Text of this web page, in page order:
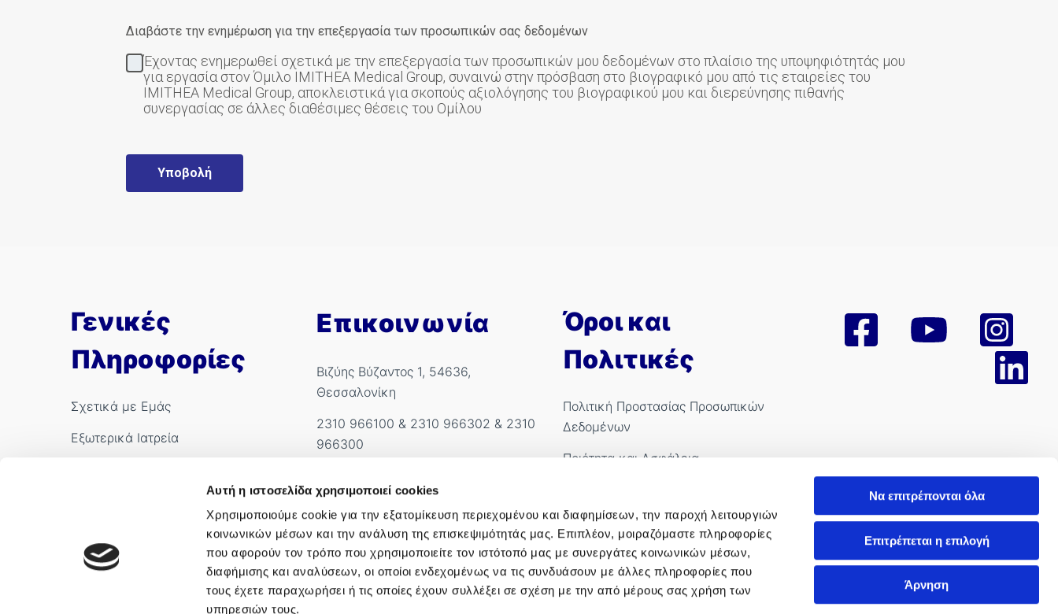
Αυτή η ιστοσελίδα χρησιμοποιεί cookies
Χρησιμοποιούμε cookie για την εξατομίκευση περιεχομένου και διαφημίσεων, την παροχή λειτουργιών
κοινωνικών μέσων και την ανάλυση της επισκεψιμότητάς μας. Επιπλέον, μοιραζόμαστε πληροφορίες
που αφορούν τον τρόπο που χρησιμοποιείτε τον ιστότοπό μας με συνεργάτες κοινωνικών μέσων,
διαφήμισης και αναλύσεων, οι οποίοι ενδεχομένως να τις συνδυάσουν με άλλες πληροφορίες που
τους έχετε παραχωρήσει ή τις οποίες έχουν συλλέξει σε σχέση με την από μέρους σας χρήση των
υπηρεσιών τους.
Να επιτρέπονται όλα
Επιτρέπεται η επιλογή
Άρνηση
Διαβάστε την ενημέρωση για την επεξεργασία των προσωπικών σας δεδομένων
Έχοντας ενημερωθεί σχετικά με την επεξεργασία των προσωπικών μου δεδομένων στο πλαίσιο της υποψηφιότητάς μου
για εργασία στον Όμιλο IMITHEA Medical Group, συναινώ στην πρόσβαση στο βιογραφικό μου από τις εταιρείες του
IMITHEA Medical Group, αποκλειστικά για σκοπούς αξιολόγησης του βιογραφικού μου και διερεύνησης πιθανής
συνεργασίας σε άλλες διαθέσιμες θέσεις του Ομίλου
Γενικές
Πληροφορίες
Σχετικά με Εμάς
Εξωτερικά Ιατρεία
Επικοινωνία
Βιζύης Βύζαντος 1, 54636,
Θεσσαλονίκη
2310 966100 & 2310 966302 & 2310
966300
Αρ. Γ.Ε.ΜΗ.: 183786001000
Όροι και
Πολιτικές
Πολιτική Προστασίας Προσωπικών
Δεδομένων
Ποιότητα και Ασφάλεια
Όροι χρήσης
Όροι Συμμετοχής Διαγωνισμού
Πολιτική Βίας & Παρενόχλησης